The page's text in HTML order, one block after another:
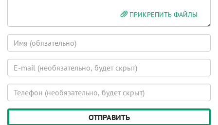
ПРИКРЕПИТЬ ФАЙЛЫ
Имя
mail
(будет
скрыт)
Телефон
(будет
скрыт)